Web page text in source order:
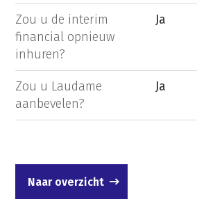
Zou u de interim
financial opnieuw
inhuren?
Ja
Zou u Laudame
aanbevelen?
Ja
Naar overzicht